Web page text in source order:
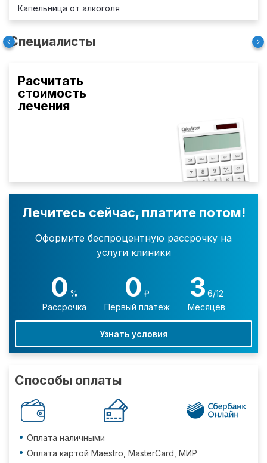
Капельница от алкоголя
Специалисты
Расчитать
стоимость
лечения
Лечитесь сейчас, платите потом!
Оформите беспроцентную рассрочку на
услуги клиники
0 %
Рассрочка
0 ₽
Первый платеж
3 6/12
Месяцев
Узнать условия
Способы оплаты
Оплата наличными
Оплата картой Maestro, MasterCard, МИР